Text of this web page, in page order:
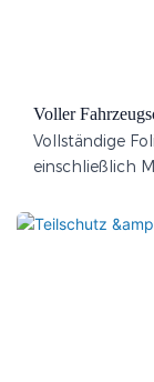
Voller
Vollständige
einschließlich